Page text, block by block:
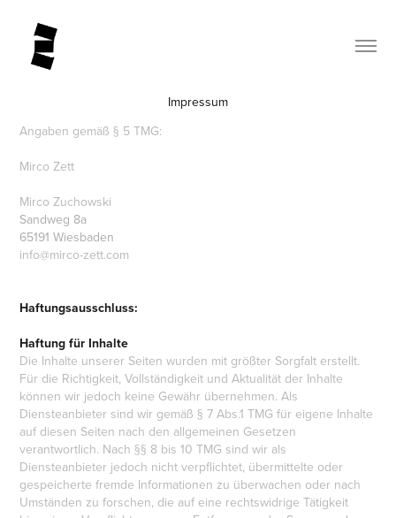
Impressum
Angaben gemäß § 5 TMG:
Mirco Zett
Mirco Zuchowski
Sandweg 8a
65191 Wiesbaden
info@mirco-zett.com
Haftungsausschluss:
Haftung für Inhalte
Die Inhalte unserer Seiten wurden mit größter Sorgfalt erstellt.
Für die Richtigkeit, Vollständigkeit und Aktualität der Inhalte
können wir jedoch keine Gewähr übernehmen. Als
Diensteanbieter sind wir gemäß § 7 Abs.1 TMG für eigene Inhalte
auf diesen Seiten nach den allgemeinen Gesetzen
verantwortlich. Nach §§ 8 bis 10 TMG sind wir als
Diensteanbieter jedoch nicht verpflichtet, übermittelte oder
gespeicherte fremde Informationen zu überwachen oder nach
Umständen zu forschen, die auf eine rechtswidrige Tätigkeit